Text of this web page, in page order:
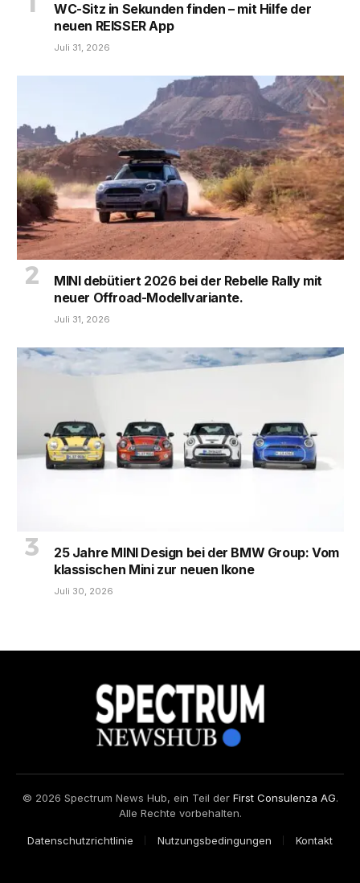
WC-Sitz in Sekunden finden – mit Hilfe der
neuen REISSER App
Juli 31, 2026
MINI debütiert 2026 bei der Rebelle Rally mit
neuer Offroad-Modellvariante.
Juli 31, 2026
25 Jahre MINI Design bei der BMW Group: Vom
klassischen Mini zur neuen Ikone
Juli 30, 2026
© 2026 Spectrum News Hub, ein Teil der First Consulenza AG.
Alle Rechte vorbehalten.
Datenschutzrichtlinie Nutzungsbedingungen Kontakt